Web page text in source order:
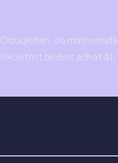
de
blobot adhat át,